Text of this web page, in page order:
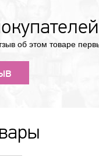
об этом товаре